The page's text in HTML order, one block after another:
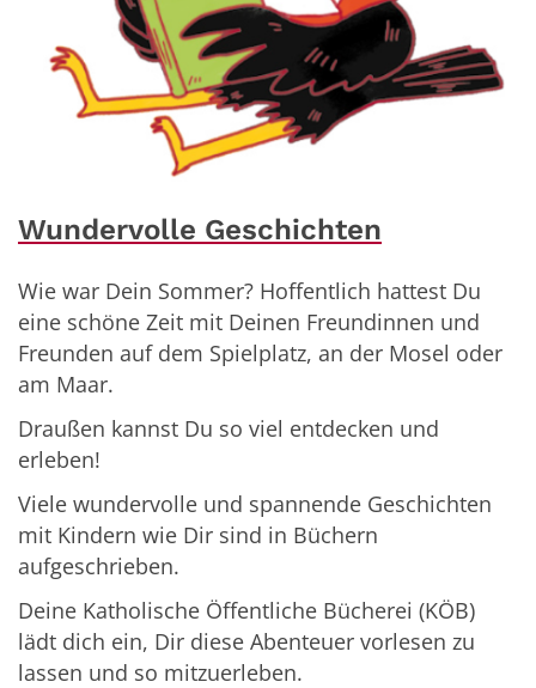
Wundervolle Geschichten
Wie war Dein Sommer? Hoffentlich hattest Du
eine schöne Zeit mit Deinen Freundinnen und
Freunden auf dem Spielplatz, an der Mosel oder
am Maar.
Draußen kannst Du so viel entdecken und
erleben!
Viele wundervolle und spannende Geschichten
mit Kindern wie Dir sind in Büchern
aufgeschrieben.
Deine Katholische Öffentliche Bücherei (KÖB)
lädt dich ein, Dir diese Abenteuer vorlesen zu
lassen und so mitzuerleben.